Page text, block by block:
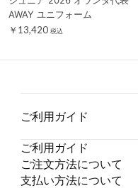
AWAY ユニフォーム
￥13,420 税込
ご利用ガイド
ご利用ガイド
ご注文方法について
支払い方法について